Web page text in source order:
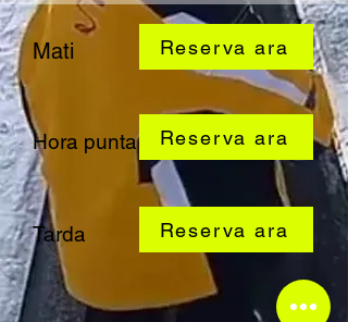
Reserva ara
Mati
Reserva ara
Hora punta
Reserva ara
Tarda